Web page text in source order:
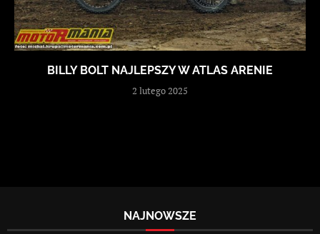
BILLY BOLT NAJLEPSZY W ATLAS ARENIE
2 lutego 2025
NAJNOWSZE